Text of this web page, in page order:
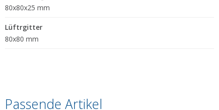
80x80x25 mm
Lüftrgitter
80x80 mm
Passende Artikel